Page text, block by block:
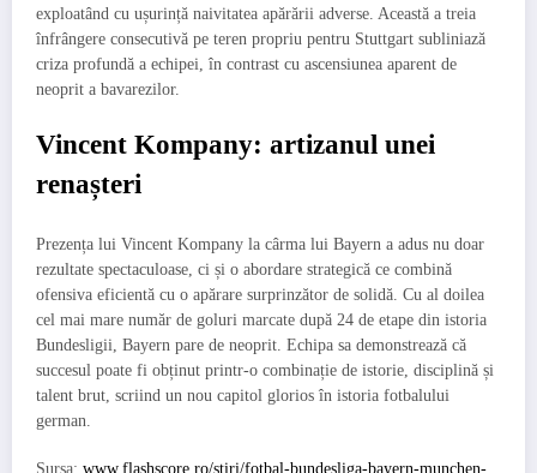
exploatând cu ușurință naivitatea apărării adverse. Această a treia
înfrângere consecutivă pe teren propriu pentru Stuttgart subliniază
criza profundă a echipei, în contrast cu ascensiunea aparent de
neoprit a bavarezilor.
Vincent Kompany: artizanul unei
renașteri
Prezența lui Vincent Kompany la cârma lui Bayern a adus nu doar
rezultate spectaculoase, ci și o abordare strategică ce combină
ofensiva eficientă cu o apărare surprinzător de solidă. Cu al doilea
cel mai mare număr de goluri marcate după 24 de etape din istoria
Bundesligii, Bayern pare de neoprit. Echipa sa demonstrează că
succesul poate fi obținut printr-o combinație de istorie, disciplină și
talent brut, scriind un nou capitol glorios în istoria fotbalului
german.
Sursa: www.flashscore.ro/stiri/fotbal-bundesliga-bayern-munchen-